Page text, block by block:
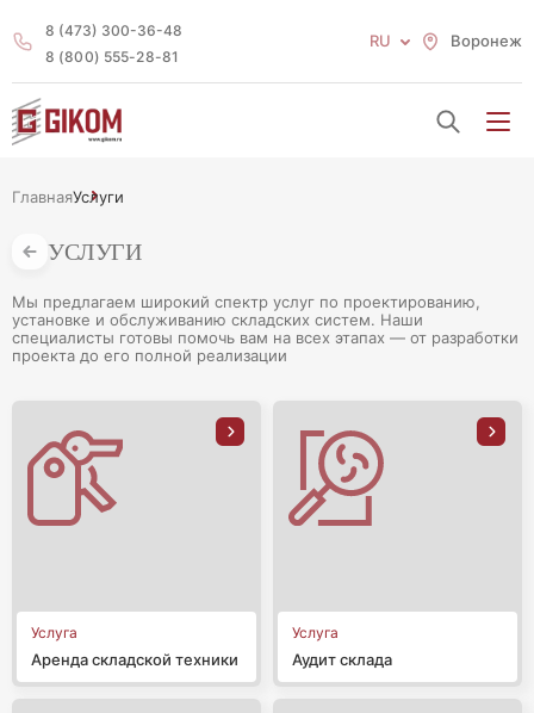
8 (473) 300-36-48
8 (800) 555-28-81
Воронеж
RU
ГлавнаяУслуги
УСЛУГИ
Мы предлагаем широкий спектр услуг по проектированию,
установке и обслуживанию складских систем. Наши
специалисты готовы помочь вам на всех этапах — от разработки
проекта до его полной реализации
Услуга
Аренда складской техники
Услуга
Аудит склада